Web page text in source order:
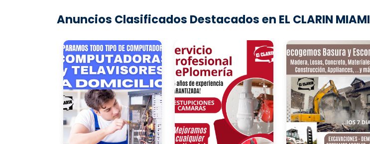
Anuncios Clasificados Destacados en EL CLARIN MIAMI